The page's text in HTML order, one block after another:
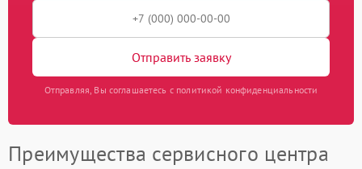
Отправить заявку
Отправляя, Вы соглашаетесь с политикой конфиденциальности
Преимущества сервисного центра